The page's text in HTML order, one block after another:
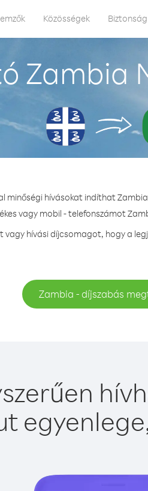
Közösségek Biztonság
Zambia
minőségi hívásokat indíthat
vagy mobil - telefonszámot
hívási díjcsomagot, hogy a
Zambia - díjszabás